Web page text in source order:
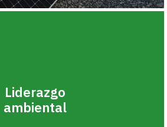
Liderazgo
ambiental